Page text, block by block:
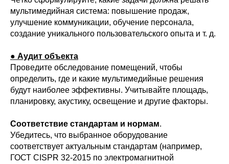
мультимедийная система: повышение продаж,
улучшение коммуникации, обучение персонала,
создание уникального пользовательского опыта и т. д.
● Аудит объекта
Проведите обследование помещений, чтобы
определить, где и какие мультимедийные решения
будут наиболее эффективны. Учитывайте площадь,
планировку, акустику, освещение и другие факторы.
Соответствие стандартам и нормам.
Убедитесь, что выбранное оборудование
соответствует актуальным стандартам (например,
ГОСТ CISPR 32-2015 по электромагнитной